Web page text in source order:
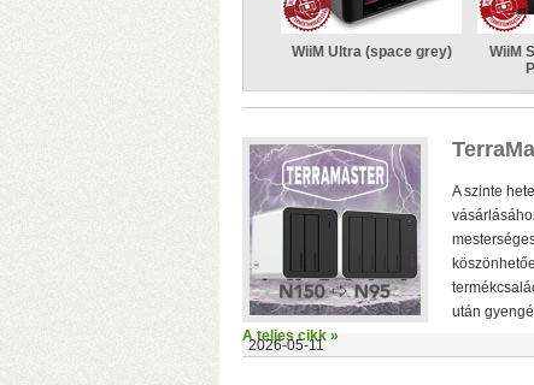
WiiM Ultra (space grey)
WiiM
2026-05-11
A szinte
után
A teljes cikk »